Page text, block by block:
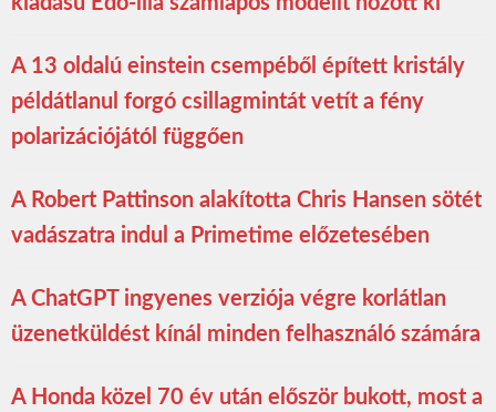
A 13 oldalú einstein csempéből épített kristály
példátlanul forgó csillagmintát vetít a fény
polarizációjától függően
A Robert Pattinson alakította Chris Hansen sötét
vadászatra indul a Primetime előzetesében
A ChatGPT ingyenes verziója végre korlátlan
üzenetküldést kínál minden felhasználó számára
A Honda közel 70 év után először bukott, most a